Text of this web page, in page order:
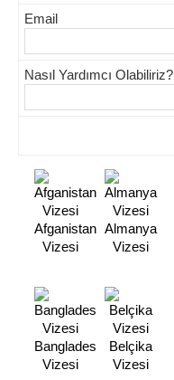
Email
Nasıl Yardımcı Olabiliriz?
Afganistan
Vizesi
Almanya
Vizesi
Banglades
Vizesi
Belçika
Vizesi